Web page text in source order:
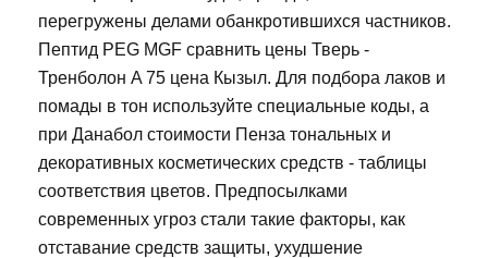
перегружены делами обанкротившихся частников.
Пептид PEG MGF сравнить цены Тверь -
Тренболон A 75 цена Кызыл. Для подбора лаков и
помады в тон используйте специальные коды, а
при Данабол стоимости Пенза тональных и
декоративных косметических средств - таблицы
соответствия цветов. Предпосылками
современных угроз стали такие факторы, как
отставание средств защиты, ухудшение